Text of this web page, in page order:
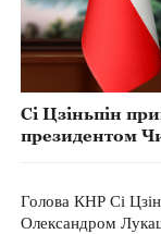
Сі Цзіньпін
президентом
Голова КНР Сі
Олександром